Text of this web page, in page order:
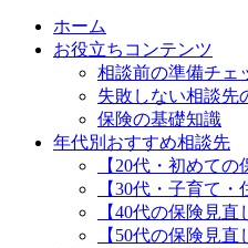
ホーム
お役立ちコンテンツ
相談前の準備チェ
失敗しない相談先
保険の基礎知識
年代別おすすめ相談先
【20代・初めて
【30代・子育て
【40代の保険見
【50代の保険見